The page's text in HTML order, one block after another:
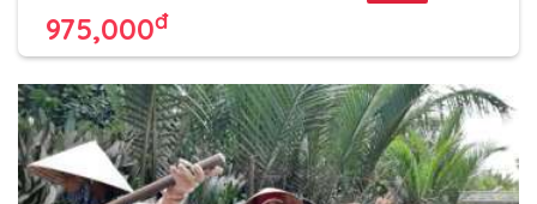
975,000đ